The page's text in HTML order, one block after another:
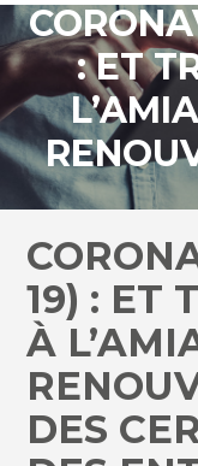
: ET
19) : ET
À
DES